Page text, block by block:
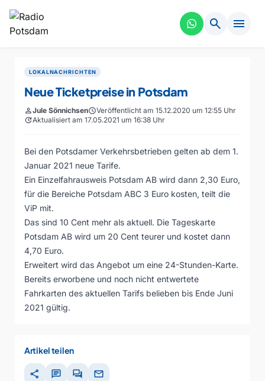
search menu
LOKALNACHRICHTEN
Neue Ticketpreise in Potsdam
personJule SönnichsenscheduleVeröffentlicht am 15.12.2020 um 12:55 Uhr
updateAktualisiert am 17.05.2021 um 16:38 Uhr
Bei den Potsdamer Verkehrsbetrieben gelten ab dem 1.
Januar 2021 neue Tarife.
Ein Einzelfahrausweis Potsdam AB wird dann 2,30 Euro,
für die Bereiche Potsdam ABC 3 Euro kosten, teilt die
ViP mit.
Das sind 10 Cent mehr als aktuell. Die Tageskarte
Potsdam AB wird um 20 Cent teurer und kostet dann
4,70 Euro.
Erweitert wird das Angebot um eine 24-Stunden-Karte.
Bereits erworbene und noch nicht entwertete
Fahrkarten des aktuellen Tarifs belieben bis Ende Juni
2021 gültig.
Artikel teilen
share chat forum mail